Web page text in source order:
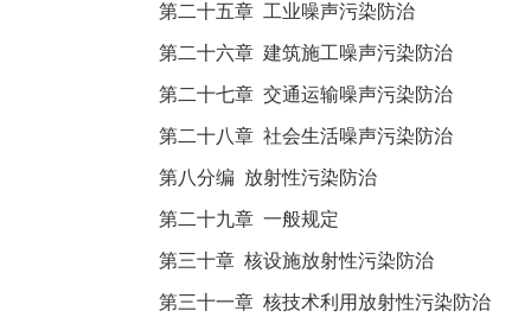
第二十五章 工业噪声污染防治
第二十六章 建筑施工噪声污染防治
第二十七章 交通运输噪声污染防治
第二十八章 社会生活噪声污染防治
第八分编 放射性污染防治
第二十九章 一般规定
第三十章 核设施放射性污染防治
第三十一章 核技术利用放射性污染防治